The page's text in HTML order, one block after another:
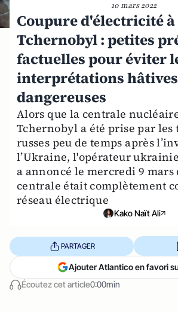
10 mars 2022
Coupure d'électricité à
Tchernobyl : petites
factuelles pour éviter
interprétations hâtives
dangereuses
Alors que la centrale
Tchernobyl a été prise par les
russes peu de temps après
l’Ukraine, l'opérateur
a annoncé le mercredi 9 mars
centrale était complètement
réseau électrique
Kako Naït Ali
Écoutez cet article0:00min
PARTAGER
Ajouter Atlantico en favori